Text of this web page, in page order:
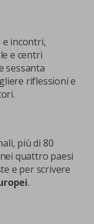
incontri,
e centri
sessanta
riflessioni e
più di 80
quattro paesi
e per scrivere
.